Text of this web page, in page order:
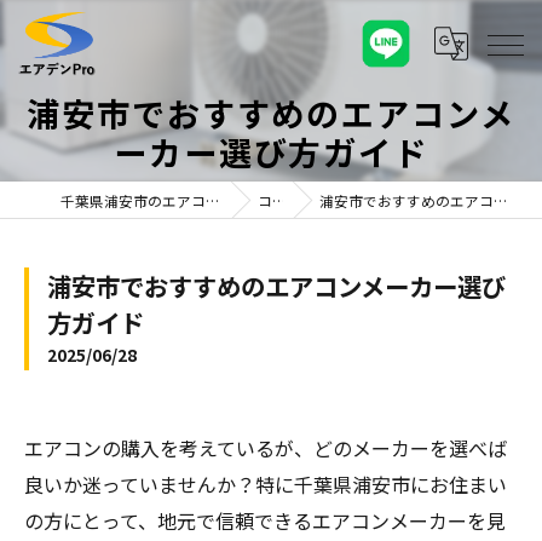
浦安市でおすすめのエアコンメ
ーカー選び方ガイド
千葉県浦安市のエアコンならエアデンPro コラム 浦安市でおすすめのエアコンメーカー選び方ガイド
浦安市でおすすめのエアコンメーカー選び
方ガイド
2025/06/28
エアコンの購入を考えているが、どのメーカーを選べば
良いか迷っていませんか？特に千葉県浦安市にお住まい
の方にとって、地元で信頼できるエアコンメーカーを見